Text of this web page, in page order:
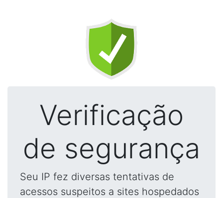
Verificação
de segurança
Seu IP fez diversas tentativas de
acessos suspeitos a sites hospedados